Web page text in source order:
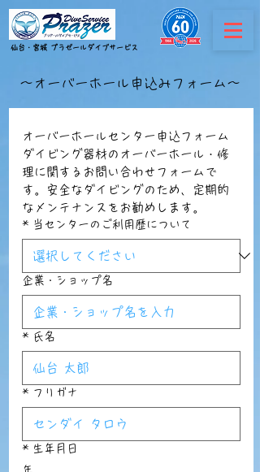
​仙台・宮城 プラゼールダイブサービス
～​オーバーホール申込みフォーム～
オーバーホールセンター申込フォーム
ダイビング器材のオーバーホール・修
理に関するお問い合わせフォームで
す。安全なダイビングのため、定期的
なメンテナンスをお勧めします。
* 当センターのご利用歴について
企業・ショップ名
* 氏名
* フリガナ
* 生年月日